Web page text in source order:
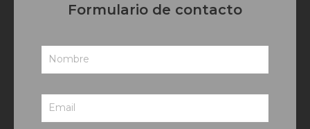
Formulario de contacto